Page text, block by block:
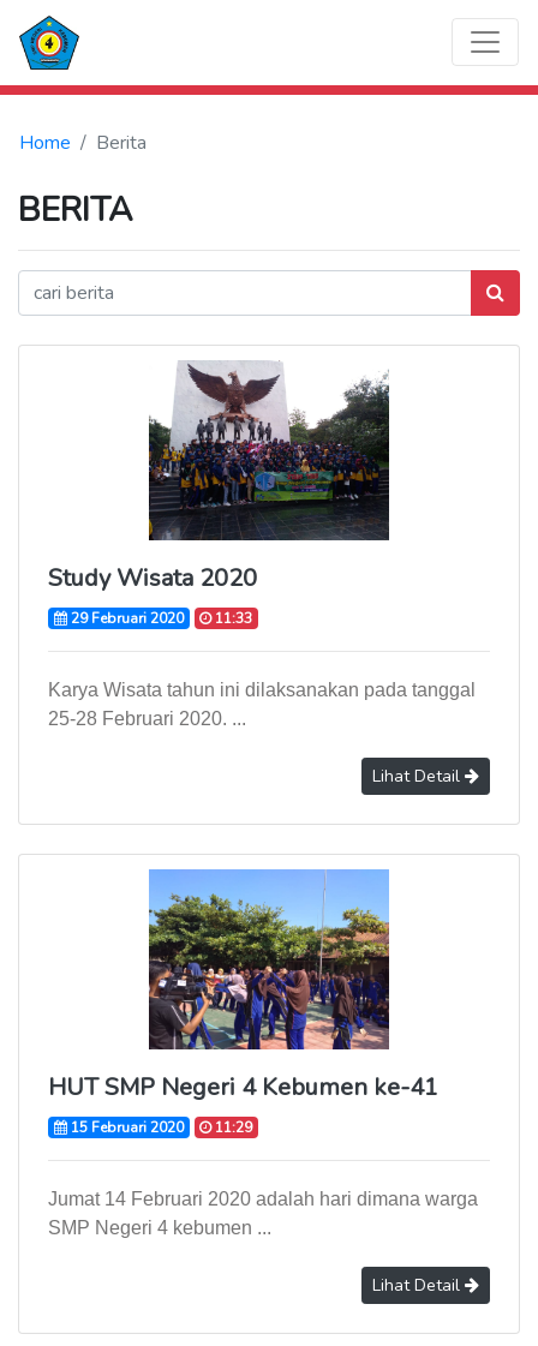
Home Berita
BERITA
Study Wisata 2020
29 Februari 2020 11:33
Karya Wisata tahun ini dilaksanakan pada tanggal
25-28 Februari 2020. ...
Lihat Detail
HUT SMP Negeri 4 Kebumen ke-41
15 Februari 2020 11:29
Jumat 14 Februari 2020 adalah hari dimana warga
SMP Negeri 4 kebumen ...
Lihat Detail